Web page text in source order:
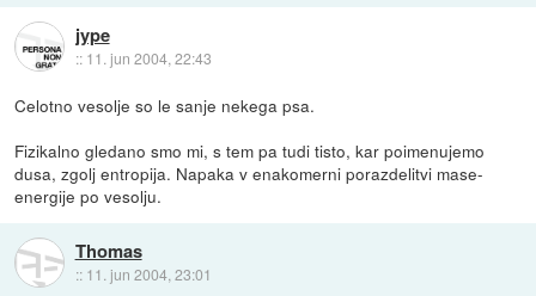
jype
:: 11. jun 2004, 22:43
Celotno vesolje so le sanje nekega psa.
Fizikalno gledano smo mi, s tem pa tudi tisto, kar poimenujemo
dusa, zgolj entropija. Napaka v enakomerni porazdelitvi mase-
energije po vesolju.
Thomas
:: 11. jun 2004, 23:01